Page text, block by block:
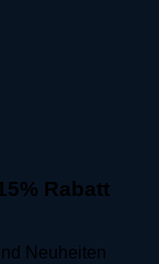
Rabatt
Neuheiten